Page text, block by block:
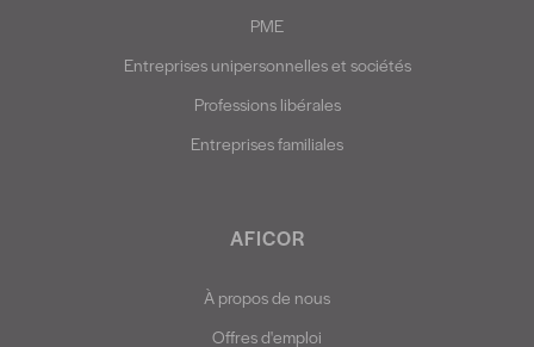
PME
Entreprises unipersonnelles et sociétés
Professions libérales
Entreprises familiales
AFICOR
À propos de nous
Offres d'emploi